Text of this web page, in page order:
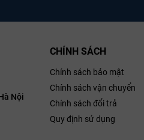
Nội
CHÍNH SÁCH
Chính sách bảo mật
Chính sách vận chuyển
Chính sách đổi trả
Quy định sử dụng